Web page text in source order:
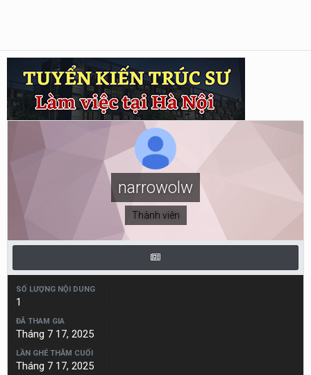
narrowolw
Thành viên
SỐ LƯỢNG NỘI DUNG
1
ĐÃ THAM GIA
Tháng 7 17, 2025
LẦN GHÉ THĂM CUỐI
Tháng 7 17, 2025